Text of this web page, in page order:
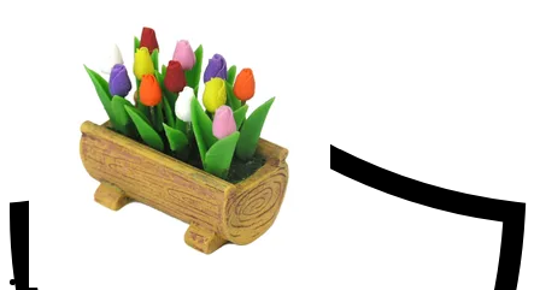
Ersättning om du inte får din vara